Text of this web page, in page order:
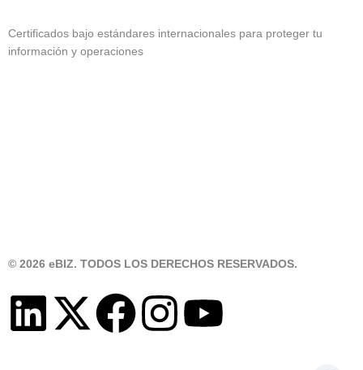
Certificados bajo estándares internacionales para proteger tu
información y operaciones
© 2026 eBIZ. TODOS LOS DERECHOS RESERVADOS.
L X F I
Y